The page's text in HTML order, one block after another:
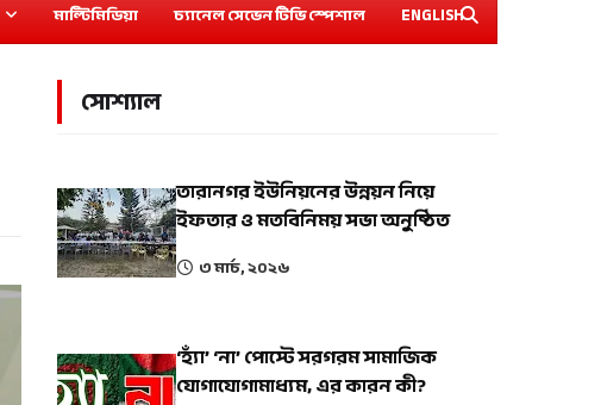
মাল্টিমিডিয়া চ্যানেল সেভেন টিভি স্পেশাল ENGLISH
সোশ্যাল
তারানগর ইউনিয়নের উন্নয়ন নিয়ে
ইফতার ও মতবিনিময় সভা অনুষ্ঠিত
৩ মার্চ, ২০২৬
‘হ্যাঁ’ ‘না’ পোস্টে সরগরম সামাজিক
যোগাযোগামাধ্যম, এর কারন কী?